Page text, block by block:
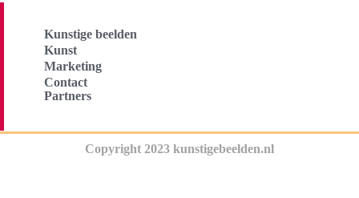
Kunstige beelden
Kunst
Marketing
Contact
Partners
Copyright 2023 kunstigebeelden.nl